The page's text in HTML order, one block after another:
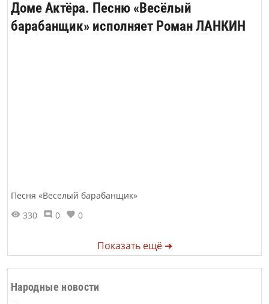
Доме Актёра. Песню «Весёлый
барабанщик» исполняет Роман ЛАНКИН
Песня «Веселый барабанщик»
330
0 0
Показать ещё ➜
Народные новости